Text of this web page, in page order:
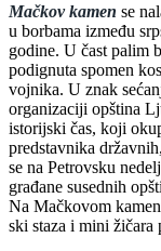
Mačkov kamen se
u borbama između
godine. U čast palim
podignuta spomen
vojnika. U znak
organizaciji opština
istorijski čas, koji
predstavnika
se na Petrovsku
građane susednih
Na Mačkovom
ski staza i mini žičara